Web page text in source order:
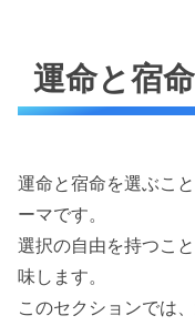
運命と宿
運命と宿命を選ぶこ
ーマです。
選択の自由を持つこ
味します。
このセクションでは